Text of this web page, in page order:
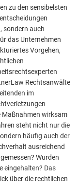
zu den sensibelsten
sondern auch
das Unternehmen
Vorgehen,
Rechtsanwälte
im
Maßnahmen wirksam
steht nicht nur die
häufig auch der
ausreichend
Wurden
eingehalten? Das
über die rechtlichen